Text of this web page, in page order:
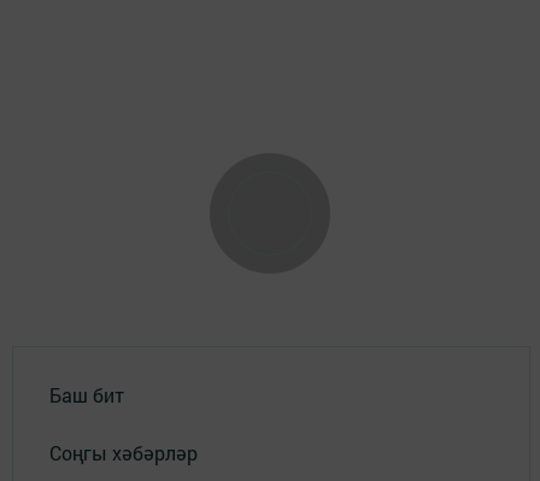
Баш бит
Соңгы хәбәрләр